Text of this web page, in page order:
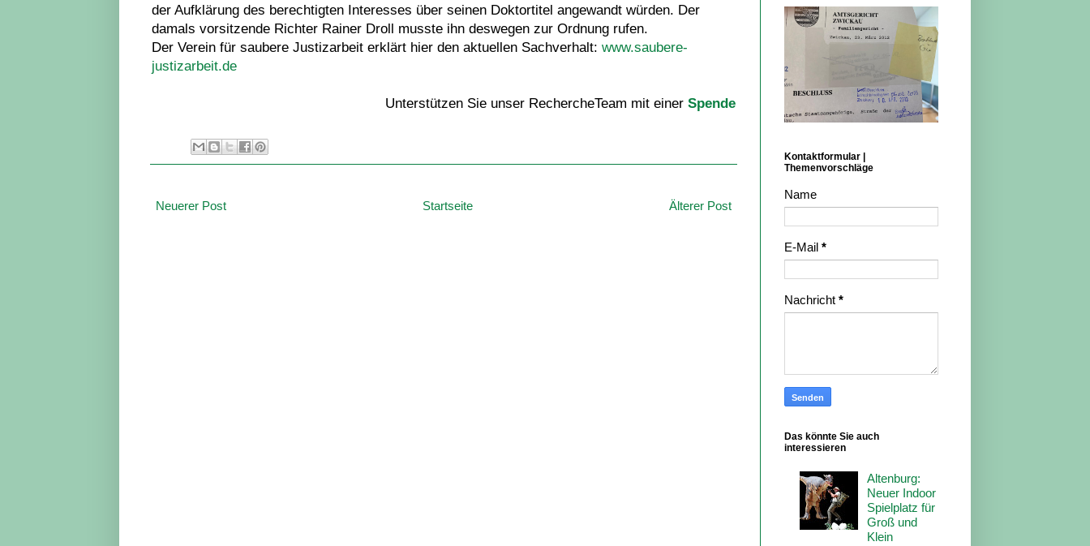
der Aufklärung des berechtigten Interesses über seinen Doktortitel angewandt würden. Der
damals vorsitzende Richter Rainer Droll musste ihn deswegen zur Ordnung rufen.
Der Verein für saubere Justizarbeit erklärt hier den aktuellen Sachverhalt: www.saubere-
justizarbeit.de
Unterstützen Sie unser RechercheTeam mit einer Spende
Neuerer Post Älterer Post
Startseite
Kontaktformular |
Themenvorschläge
Name
E-Mail *
Nachricht *
Das könnte Sie auch
interessieren
Altenburg:
Neuer Indoor
Spielplatz für
Groß und
Klein